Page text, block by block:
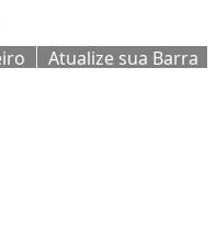
Atualize sua Barra